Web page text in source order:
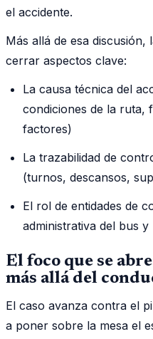
el accidente.
Más allá de esa discusión,
cerrar aspectos clave:
La causa técnica del
condiciones de la ruta,
factores)
La trazabilidad de
(turnos, descansos,
El rol de entidades de
administrativa del bus
El foco que se
más allá del
El caso avanza contra el
a poner sobre la mesa el